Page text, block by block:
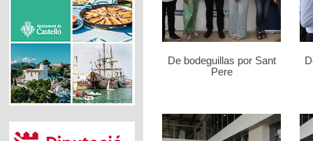
De bodeguillas por Sant
Pere